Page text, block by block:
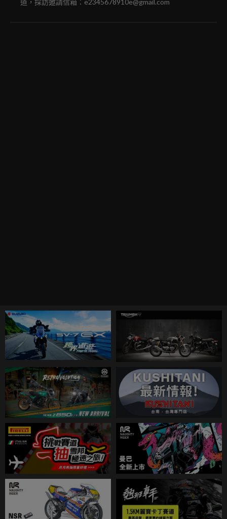
道，採訪邀請信箱：e2345678910e@gmail.com